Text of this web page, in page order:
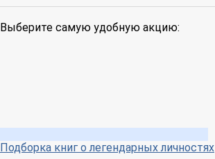
Выберите самую удобную акцию:
Подборка книг о легендарных личностях